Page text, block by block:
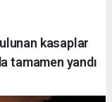
kasaplar
tamamen yandı